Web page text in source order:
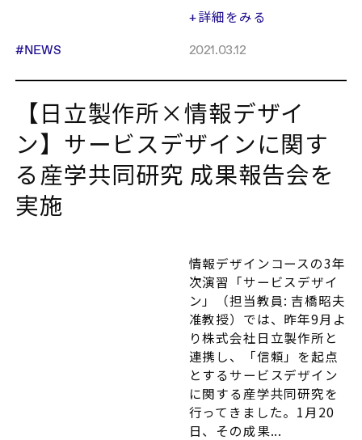
+詳細をみる
#NEWS 2021.03.12
【日立製作所×情報デザイ
ン】サービスデザインに関す
る産学共同研究 成果報告会を
実施
情報デザインコースの3年
次演習「サービスデザイ
ン」（担当教員: 吉橋昭夫
准教授）では、昨年9月よ
り株式会社日立製作所と
連携し、「信頼」を起点
とするサービスデザイン
に関する産学共同研究を
行ってきました。1月20
日、その成果...